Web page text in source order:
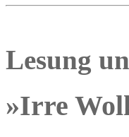
Lesung
»Irre